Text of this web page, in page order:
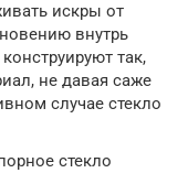
искры от
внутрь
так,
не давая саже
случае стекло
стекло